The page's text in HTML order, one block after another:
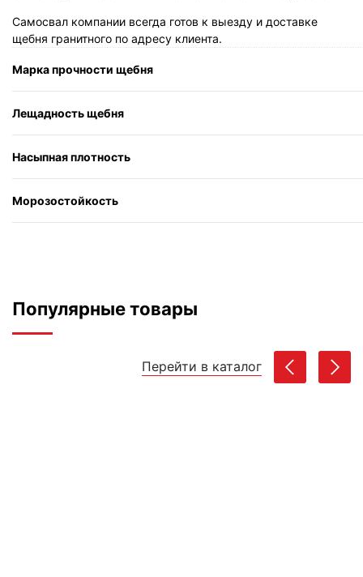
Самосвал компании всегда готов к выезду и доставке
щебня гранитного по адресу клиента.
Марка прочности щебня
Лещадность щебня
Насыпная плотность
Морозостойкость
Популярные товары
Перейти в каталог